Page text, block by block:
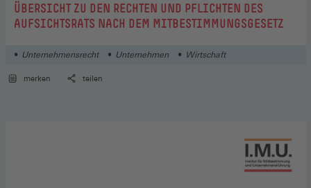
:ÜBERSICHT ZU DEN RECHTEN UND PFLICHTEN DES
AUFSICHTSRATS NACH DEM MITBESTIMMUNGSGESETZ
Unternehmensrecht Unternehmen Wirtschaft
merken teilen